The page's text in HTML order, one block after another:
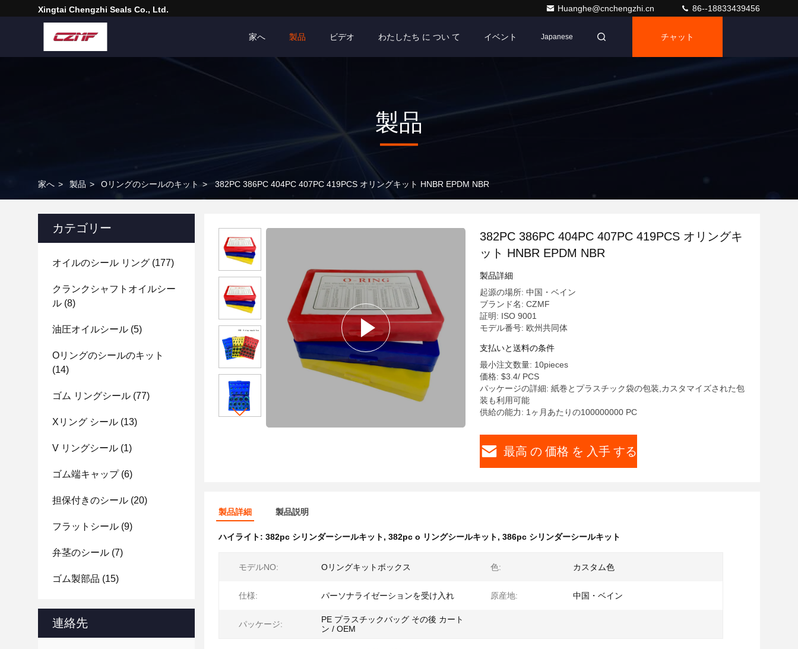
Xingtai Chengzhi Seals Co., Ltd. Huanghe@cnchengzhi.cn 86--18833439456
家へ 製品 ビデオ わたしたち に つい て イベント Japanese チャット
製品
家へ > 製品 > Oリングのシールのキット > 382PC 386PC 404PC 407PC 419PCS オリングキット HNBR EPDM NBR
カテゴリー
オイルのシール リング (177)
クランクシャフトオイルシー
ル (8)
油圧オイルシール (5)
Oリングのシールのキット
(14)
ゴム リングシール (77)
Xリング シール (13)
V リングシール (1)
ゴム端キャップ(6)
担保付きのシール (20)
フラットシール (9)
弁茎のシール (7)
ゴム製部品 (15)
連絡先
382PC 386PC 404PC 407PC 419PCS オリングキ
ット HNBR EPDM NBR
製品詳細
起源の場所: 中国・ベイン
ブランド名: CZMF
証明: ISO 9001
モデル番号: 欧州共同体
支払いと送料の条件
最小注文数量: 10pieces
価格: $3.4/ PCS
パッケージの詳細: 紙巻とプラスチック袋の包装,カスタマイズされた包
装も利用可能
供給の能力: 1ヶ月あたりの100000000 PC
最高 の 価格 を 入手 する
製品詳細 製品説明
ハイライト: 382pc シリンダーシールキット, 382pc o リングシールキット, 386pc シリンダーシールキット
モデルNO: Oリングキットボックス 色: カスタム色
仕様: パーソナライゼーションを受け入れ 原産地: 中国・ベイン
パッケージ:
PE プラスチックバッグ その後 カート
ン / OEM